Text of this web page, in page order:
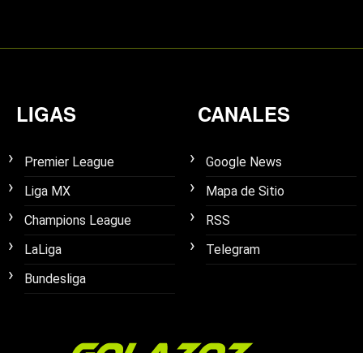
LIGAS
Premier League
Liga MX
Champions League
LaLiga
Bundesliga
CANALES
Google News
Mapa de Sitio
RSS
Telegram